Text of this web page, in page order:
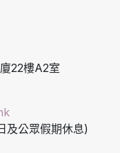
22樓A2室
及公眾假期休息)